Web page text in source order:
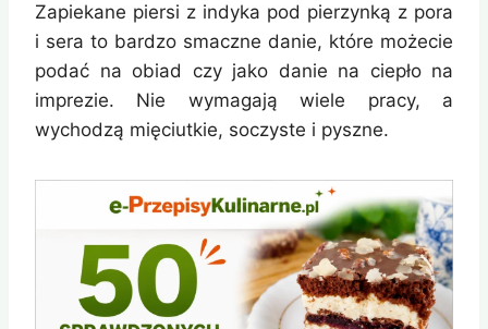
Zapiekane piersi z indyka pod pierzynką z pora
i sera to bardzo smaczne danie, które możecie
podać na obiad czy jako danie na ciepło na
imprezie. Nie wymagają wiele pracy, a
wychodzą mięciutkie, soczyste i pyszne.